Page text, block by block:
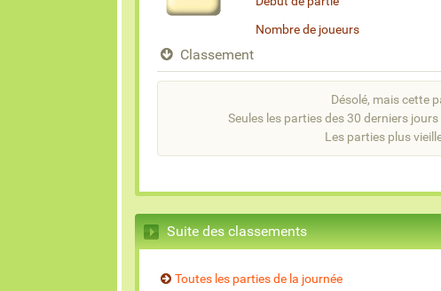
Nombre de joueurs
Classement
Désolé, mais cette
Seules les parties des 30 derniers
Les parties plus
Suite des classements
Toutes les parties de la journée